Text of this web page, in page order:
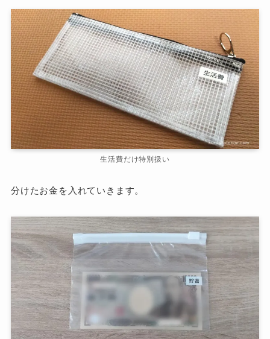
生活費だけ特別扱い
分けたお金を入れていきます。